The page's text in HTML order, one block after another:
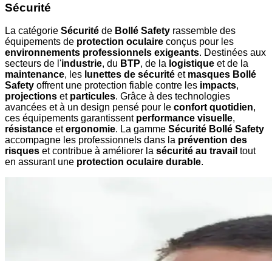
Sécurité
La catégorie Sécurité de Bollé Safety rassemble des
équipements de protection oculaire conçus pour les
environnements professionnels exigeants. Destinées aux
secteurs de l'industrie, du BTP, de la logistique et de la
maintenance, les lunettes de sécurité et masques Bollé
Safety offrent une protection fiable contre les impacts,
projections et particules. Grâce à des technologies
avancées et à un design pensé pour le confort quotidien,
ces équipements garantissent performance visuelle,
résistance etergonomie. La gamme Sécurité Bollé Safety
accompagne les professionnels dans la prévention des
risques et contribue à améliorer la sécurité au travail tout
en assurant une protection oculaire durable.